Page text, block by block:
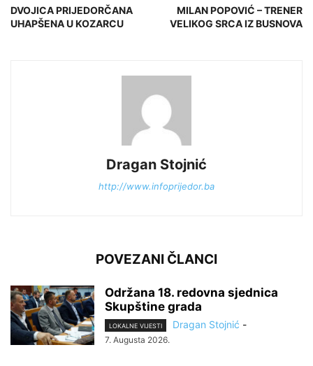
DVOJICA PRIJEDORČANA
UHAPŠENA U KOZARCU
MILAN POPOVIĆ – TRENER
VELIKOG SRCA IZ BUSNOVA
Dragan Stojnić
http://www.infoprijedor.ba
POVEZANI ČLANCI
Održana 18. redovna sjednica
Skupštine grada
LOKALNE VIJESTI Dragan Stojnić -
7. Augusta 2026.